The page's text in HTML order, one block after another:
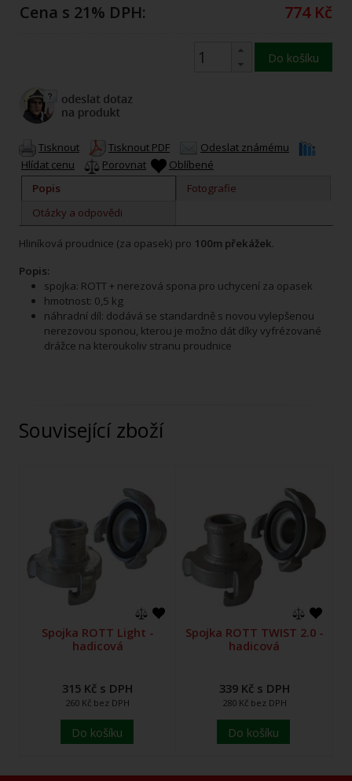
Cena s 21% DPH: 774 Kč
Do košíku
Tisknout Tisknout PDF
Odeslat známému
Hlídat cenu
Porovnat
Oblíbené
Popis
Fotografie
Otázky a odpovědi
Hliníková proudnice (za opasek) pro 100m překážek.
Popis:
spojka: ROTT + nerezová spona pro uchycení za opasek
hmotnost: 0,5 kg
náhradní díl: dodává se standardně s novou vylepšenou
nerezovou sponou, kterou je možno dát díky vyfrézované
drážce na kteroukoliv stranu proudnice
Související zboží
Spojka ROTT Light -
hadicová
315 Kč s DPH
260 Kč bez DPH
Do košíku
Spojka ROTT TWIST 2.0 -
hadicová
339 Kč s DPH
280 Kč bez DPH
Do košíku